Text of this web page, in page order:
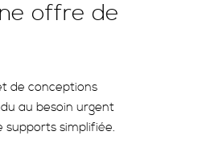
offre de
de conceptions
au besoin urgent
supports simplifiée.